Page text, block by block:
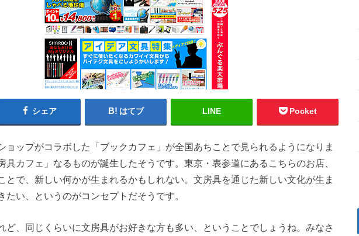
シェア はてブ LINE Pocket
ョップがコラボした「ブックカフェ」が全国あちことで見られるようになりま
具カフェ」なるものが誕生したそうです。東京・表参道にあるこちらのお店、
とで、新しい何かが生まれるかもしれない。文房具を通じた新しい文化が生ま
たい、というのがコンセプトだそうです。
ど、同じくらいに文房具がお好きな方も多い、ということでしょうね。みなさ